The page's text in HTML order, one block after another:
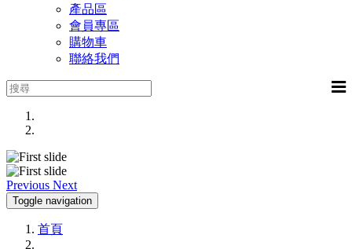
產品區
會員專區
購物車
聯絡我們
Previous Next
Toggle navigation
首頁